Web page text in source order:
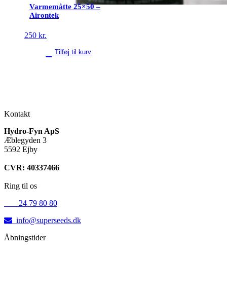
Varmemåtte 25×50 –
Airontek
250 kr.
Tilføj til kurv
Kontakt
Hydro-Fyn ApS
Æblegyden 3
5592 Ejby
CVR: 40337466
Ring til os
24 79 80 80
info@superseeds.dk
Åbningstider